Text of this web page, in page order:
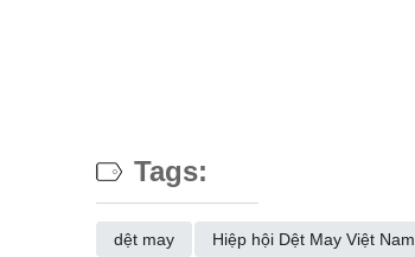
Tags:
dệt may Hiệp hội Dệt May Việt Nam